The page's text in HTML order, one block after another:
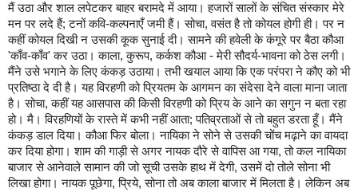
मैं उठा और शाल लपेटकर बाहर बरामदे में आया। हजारों सालों के संचित संस्कार मेरे
मन पर लदे हैं;टनों कवि-कल्पनाएँ जमी हैं। सोचा,वसंत है तो कोयल होगी ही। पर न
कहीं कोयल दिखी न उसकी कूक सुनाई दी। सामने की हवेली के कंगूरे पर बैठा कौआ
'काँव-काँव'कर उठा। काला,कुरूप,कर्कश कौआ-मेरी सौदर्य-भावना को ठेस लगी।
मैंने उसे भगाने के लिए कंकड़ उठाया। तभी खयाल आया कि एक परंपरा ने कौए को भी
प्रतिष्ठा दे दी है। यह विरहणी को प्रियतम के आगमन का संदेसा देने वाला माना जाता
है। सोचा,कहीं यह आसपास की किसी विरहणी को प्रिय के आने का सगुन न बता रहा
हो। मै। विरहणियों के रास्ते में कभी नहीं आता;पतिव्रताओं से तो बहुत डरता हूँ। मैंने
कंकड़ डाल दिया। कौआ फिर बोला। नायिका ने सोने से उसकी चोंच मढ़ाने का वायदा
कर दिया होगा। शाम की गाड़ी से अगर नायक दौरे से वापिस आ गया,तो कल नायिका
बाजार से आनेवाले सामान की जो सूची उसके हाथ में देगी,उसमें दो तोले सोना भी
लिखा होगा। नायक पूछेगा,प्रिये,सोना तो अब काला बाजार में मिलता है। लेकिन अब